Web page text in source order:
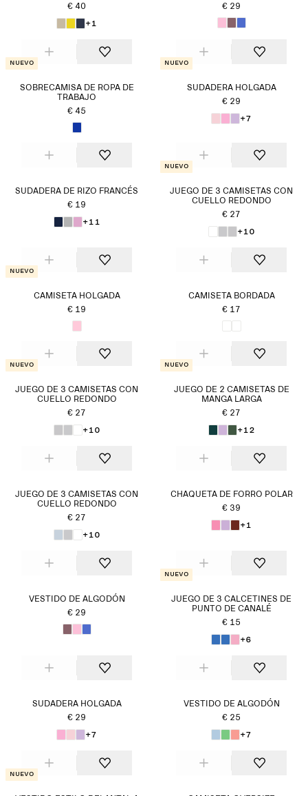
€ 40
+1
€ 29
Nuevo
SOBRECAMISA DE ROPA DE
TRABAJO
€ 45
Nuevo
SUDADERA HOLGADA
€ 29
+7
SUDADERA DE RIZO FRANCÉS
€ 19
+11
Nuevo
JUEGO DE 3 CAMISETAS CON
CUELLO REDONDO
€ 27
+10
Nuevo
CAMISETA HOLGADA
€ 19
CAMISETA BORDADA
€ 17
Nuevo
JUEGO DE 3 CAMISETAS CON
CUELLO REDONDO
€ 27
+10
Nuevo
JUEGO DE 2 CAMISETAS DE
MANGA LARGA
€ 27
+12
JUEGO DE 3 CAMISETAS CON
CUELLO REDONDO
€ 27
+10
CHAQUETA DE FORRO POLAR
€ 39
+1
VESTIDO DE ALGODÓN
€ 29
Nuevo
JUEGO DE 3 CALCETINES DE
PUNTO DE CANALÉ
€ 15
+6
SUDADERA HOLGADA
€ 29
+7
VESTIDO DE ALGODÓN
€ 25
+7
Nuevo